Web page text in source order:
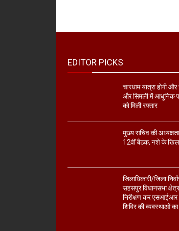
EDITOR PICKS
चारधाम यात्रा होगी
और सिमली में आधुनिक
को मिली रफ्तार
मुख्य सचिव की
12वीं बैठक, नशे के
जिलाधिकारी/जिला
सहसपुर विधानसभा
निरीक्षण कर एसआईआर
शिविर की व्यवस्थाओं